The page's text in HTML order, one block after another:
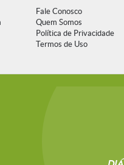
Fale Conosco
Quem Somos
Política de Privacidade
Termos de Uso